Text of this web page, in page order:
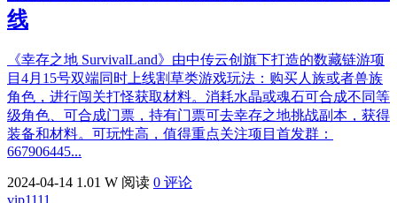
线
《幸存之地 SurvivalLand》由中传云创旗下打造的数藏链游项
目4月15号双端同时上线割草类游戏玩法：购买人族或者兽族
角色，进行闯关打怪获取材料。消耗水晶或魂石可合成不同等
级角色、可合成门票，持有门票可去幸存之地挑战副本，获得
装备和材料。可玩性高，值得重点关注项目首发群：
667906445...
2024-04-14 1.01 W 阅读 0 评论